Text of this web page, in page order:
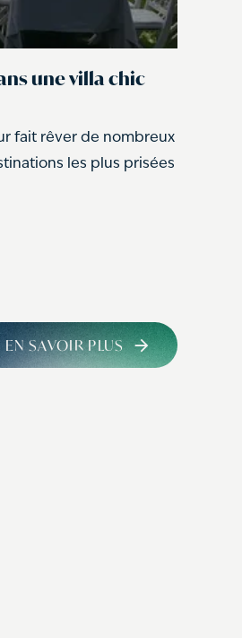
une villa chic
fait rêver de nombreux
les plus prisées
EN SAVOIR PLUS